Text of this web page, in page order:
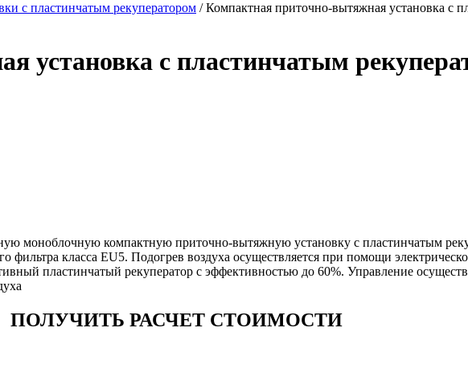
с пластинчатым рекуператором / Компактная приточно-вытяжная установка с
установка с пластинчатым
моноблочную компактную приточно-вытяжную установку с пластинчатым
класса EU5. Подогрев воздуха осуществляется при помощи
пластинчатый рекуператор с эффективностью до 60%. Управление
ПОЛУЧИТЬ РАСЧЕТ СТОИМОСТИ